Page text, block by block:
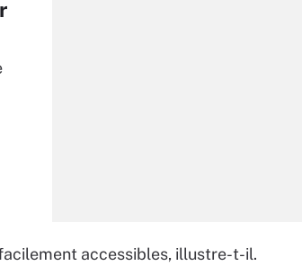
accessibles, illustre-t-il.